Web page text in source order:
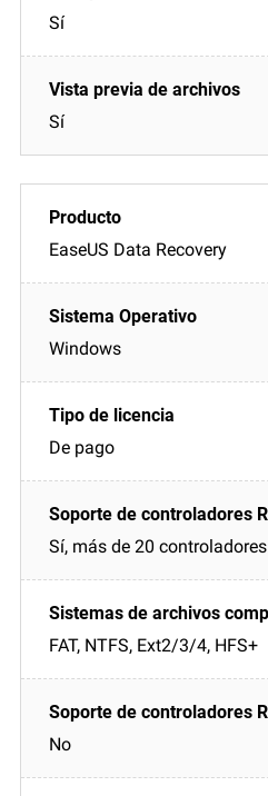
Sí
Sí
EaseUS Data Recovery
Windows
De pago
Sí, más de 20 controladores
FAT, NTFS, Ext2/3/4, HFS+
No